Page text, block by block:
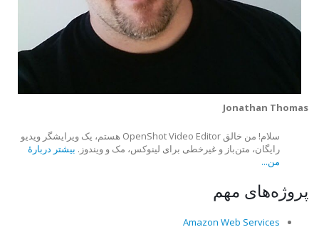
Jonathan Thomas
سلام! من خالق OpenShot Video Editor هستم، یک ویرایشگر ویدیو
رایگان، متن‌باز و غیرخطی برای لینوکس، مک و ویندوز. بیشتر دربارهٔ
من...
پروژه‌های مهم
Amazon Web Services